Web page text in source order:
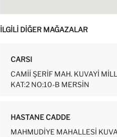
İLGİLİ DİĞER MAĞAZALAR
CARSI
CAMII ŞERIF MAH. KUVAYI
KAT:2 NO:10-B MERSİN
HASTANE CADDE
MAHMUDIYE MAHALLESI